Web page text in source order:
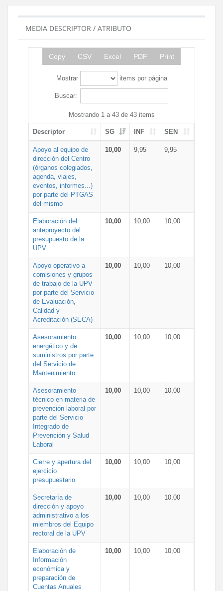
MEDIA DESCRIPTOR / ATRIBUTO
Copy CSV Excel PDF Print
Mostrar items por página
Buscar:
Mostrando 1 a 43 de 43 items
Descriptor SG INF SEN
Apoyo al equipo de
dirección del Centro
(órganos colegiados,
agenda, viajes,
eventos, informes...)
por parte del PTGAS
del mismo
10,00 9,95 9,95
Elaboración del
anteproyecto del
presupuesto de la
UPV
10,00 10,00 10,00
Apoyo operativo a
comisiones y grupos
de trabajo de la UPV
por parte del Servicio
de Evaluación,
Calidad y
Acreditación (SECA)
10,00 10,00 10,00
Asesoramiento
energético y de
suministros por parte
del Servicio de
Mantenimiento
10,00 10,00 10,00
Asesoramiento
técnico en materia de
prevención laboral por
parte del Servicio
Integrado de
Prevención y Salud
Laboral
10,00 10,00 10,00
Cierre y apertura del
ejercicio
presupuestario
10,00 10,00 10,00
Secretaría de
dirección y apoyo
administrativo a los
miembros del Equipo
rectoral de la UPV
10,00 10,00 10,00
Elaboración de
Información
económica y
preparación de
Cuentas Anuales
10,00 10,00 10,00